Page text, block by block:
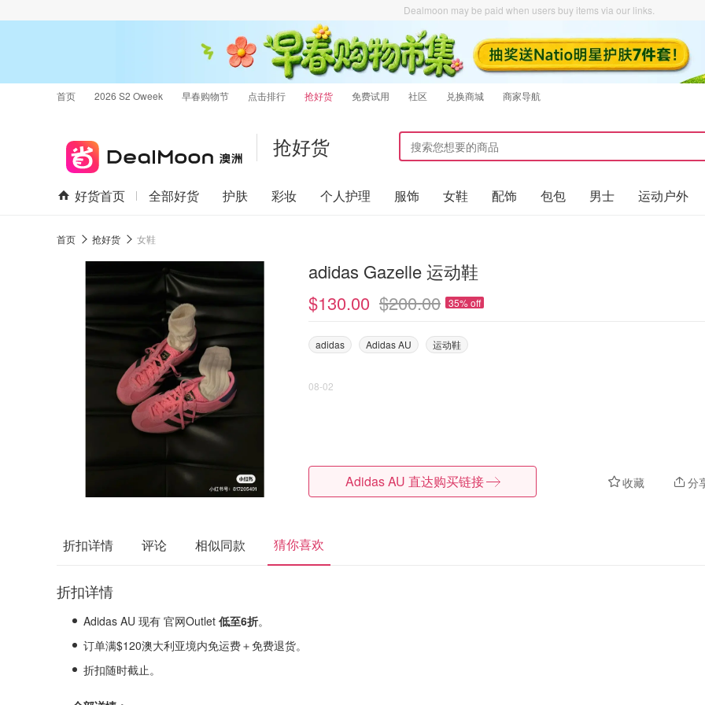
Dealmoon may be paid when users buy items via our links.
首页 2026 S2 Oweek 早春购物节 点击排行 抢好货 免费试用 社区 兑换商城 商家导航
抢好货
好货首页 全部好货 护肤 彩妆 个人护理 服饰 女鞋 配饰 包包 男士 运动户外
首页 抢好货 女鞋
adidas Gazelle 运动鞋
$130.00 $200.00 35% off
adidas Adidas AU 运动鞋
08-02
收藏 分
Adidas AU 直达购买链接
折扣详情 评论 相似同款 猜你喜欢
折扣详情
Adidas AU 现有 官网Outlet 低至6折。
订单满$120澳大利亚境内免运费＋免费退货。
折扣随时截止。